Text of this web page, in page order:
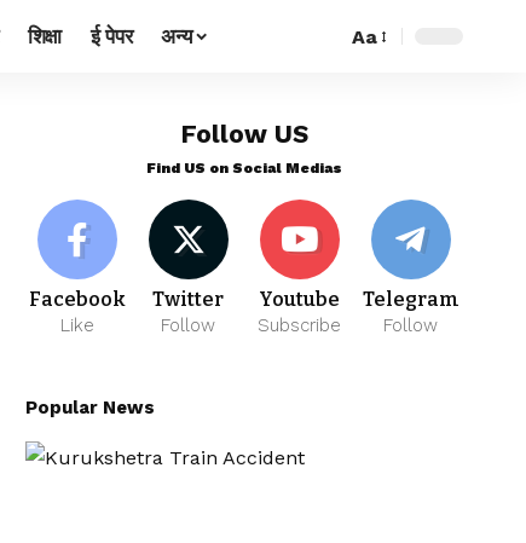
शिक्षा ई पेपर अन्य Aa
Follow US
Find US on Social Medias
Facebook
Like
Twitter
Follow
Youtube
Subscribe
Telegram
Follow
Popular News